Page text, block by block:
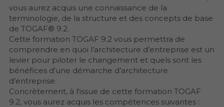
vous aurez acquis une connaissance de la
terminologie, de la structure et des concepts de base
de TOGAF® 9.2.
Cette formation TOGAF 9.2 vous permettra de
comprendre en quoi l’architecture d’entreprise est un
levier pour piloter le changement et quels sont les
bénéfices d’une démarche d’architecture
d’entreprise.
Concrètement, à l'issue de cette formation TOGAF
9.2, vous aurez acquis les compétences suivantes :